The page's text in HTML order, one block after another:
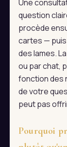
Une
question
procède
cartes —
des lames.
ou par chat,
fonction des
de votre
peut pas
Pourquoi